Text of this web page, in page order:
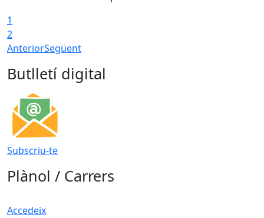
1
2
AnteriorSegüent
Butlletí digital
Subscriu-te
Plànol / Carrers
Accedeix